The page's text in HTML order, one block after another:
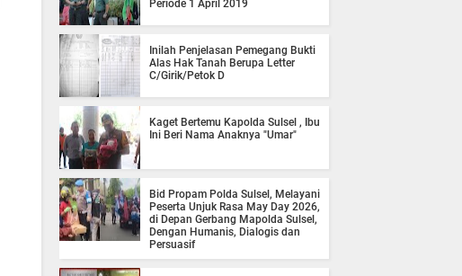
Periode 1 April 2019
Inilah Penjelasan Pemegang Bukti
Alas Hak Tanah Berupa Letter
C/Girik/Petok D
Kaget Bertemu Kapolda Sulsel , Ibu
Ini Beri Nama Anaknya "Umar"
Bid Propam Polda Sulsel, Melayani
Peserta Unjuk Rasa May Day 2026,
di Depan Gerbang Mapolda Sulsel,
Dengan Humanis, Dialogis dan
Persuasif